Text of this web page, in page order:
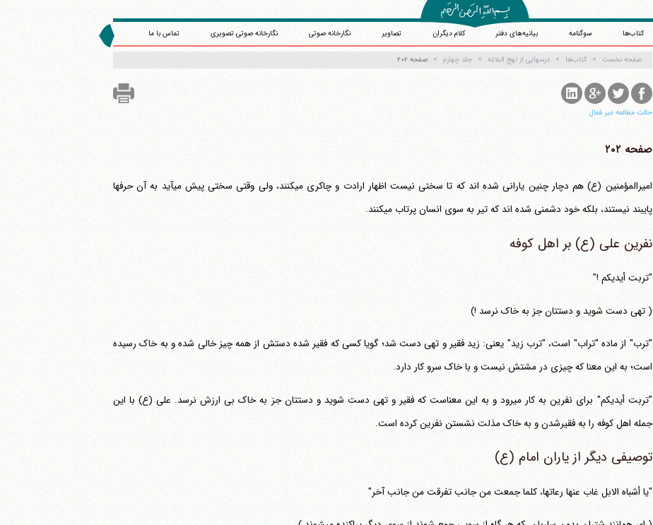
کتاب‌ها سوگنامه بیانیه‌های دفتر کلام دیگران تصاویر نگارخانه صوتی نگارخانه صوتی تصویری تماس با ما
صفحه نخست کتاب‌ها درسهایی از نهج البلاغه جلد چهارم صفحه ۲۰۲
حالت مطالعه غیر فعال
صفحه ۲۰۲
امیرالمؤمنین (ع) هم دچار چنین یارانی شده اند که تا سختی نیست اظهار ارادت و چاکری می‎کنند، ولی وقتی سختی پیش می‎آید به آن حرفها
پایبند نیستند، بلکه خود دشمنی شده اند که تیر به سوی انسان پرتاب می‎کنند.
نفرین علی (ع) بر اهل کوفه
"تربت أیدیکم !"
( تهی دست شوید و دستتان جز به خاک نرسد !)
"ترب" از ماده "تراب" است، "ترب زید" یعنی: زید فقیر و تهی دست شد؛ گویا کسی که فقیر شده دستش از همه چیز خالی شده و به خاک رسیده
است؛ به این معنا که چیزی در مشتش نیست و با خاک سرو کار دارد.
"تربت أیدیکم" برای نفرین به کار می‎رود و به این معناست که فقیر و تهی دست شوید و دستتان جز به خاک بی ارزش نرسد. علی (ع) با این
جمله اهل کوفه را به فقیرشدن و به خاک مذلت نشستن نفرین کرده است.
توصیفی دیگر از یاران امام (ع)
"یا أشباه الابل غاب عنها رعاتها، کلما جمعت من جانب تفرقت من جانب آخر"